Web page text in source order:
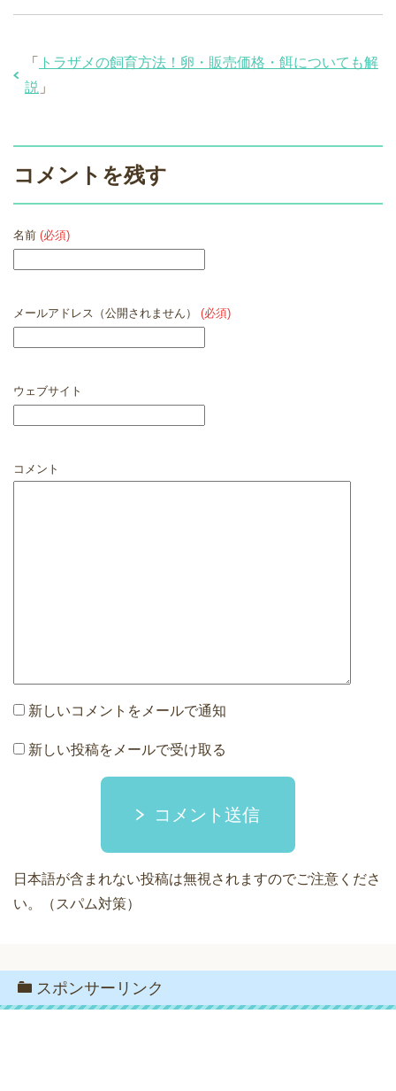
「
トラザメの飼育方法！卵・販売価格・餌についても解
説 」
コメントを残す
名前 (必須)
メールアドレス（公開されません） (必須)
ウェブサイト
コメント
新しいコメントをメールで通知
新しい投稿をメールで受け取る
コメント送信
日本語が含まれない投稿は無視されますのでご注意くださ
い。（スパム対策）
スポンサーリンク